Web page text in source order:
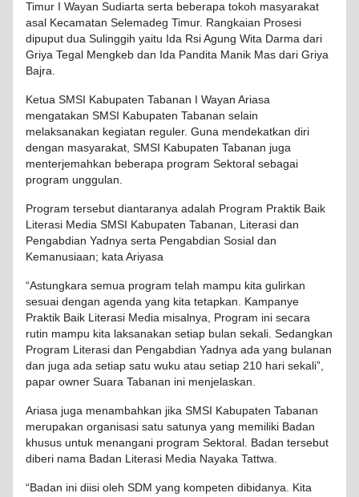
Timur I Wayan Sudiarta serta beberapa tokoh masyarakat
asal Kecamatan Selemadeg Timur. Rangkaian Prosesi
dipuput dua Sulinggih yaitu Ida Rsi Agung Wita Darma dari
Griya Tegal Mengkeb dan Ida Pandita Manik Mas dari Griya
Bajra.
Ketua SMSI Kabupaten Tabanan I Wayan Ariasa
mengatakan SMSI Kabupaten Tabanan selain
melaksanakan kegiatan reguler. Guna mendekatkan diri
dengan masyarakat, SMSI Kabupaten Tabanan juga
menterjemahkan beberapa program Sektoral sebagai
program unggulan.
Program tersebut diantaranya adalah Program Praktik Baik
Literasi Media SMSI Kabupaten Tabanan, Literasi dan
Pengabdian Yadnya serta Pengabdian Sosial dan
Kemanusiaan; kata Ariyasa
“Astungkara semua program telah mampu kita gulirkan
sesuai dengan agenda yang kita tetapkan. Kampanye
Praktik Baik Literasi Media misalnya, Program ini secara
rutin mampu kita laksanakan setiap bulan sekali. Sedangkan
Program Literasi dan Pengabdian Yadnya ada yang bulanan
dan juga ada setiap satu wuku atau setiap 210 hari sekali”,
papar owner Suara Tabanan ini menjelaskan.
Ariasa juga menambahkan jika SMSI Kabupaten Tabanan
merupakan organisasi satu satunya yang memiliki Badan
khusus untuk menangani program Sektoral. Badan tersebut
diberi nama Badan Literasi Media Nayaka Tattwa.
“Badan ini diisi oleh SDM yang kompeten dibidanya. Kita